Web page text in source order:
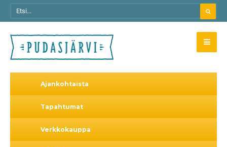
Ajankohtaista
Tapahtumat
Verkkokauppa